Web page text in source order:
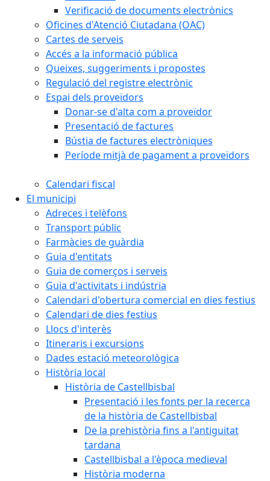
Verificació de documents electrònics
Oficines d'Atenció Ciutadana (OAC)
Cartes de serveis
Accés a la informació pública
Queixes, suggeriments i propostes
Regulació del registre electrònic
Espai dels proveïdors
Donar-se d'alta com a proveïdor
Presentació de factures
Bústia de factures electròniques
Període mitjà de pagament a proveïdors
Calendari fiscal
El municipi
Adreces i telèfons
Transport públic
Farmàcies de guàrdia
Guia d'entitats
Guia de comerços i serveis
Guia d'activitats i indústria
Calendari d'obertura comercial en dies festius
Calendari de dies festius
Llocs d'interès
Itineraris i excursions
Dades estació meteorològica
Història local
Història de Castellbisbal
Presentació i les fonts per la recerca
de la història de Castellbisbal
De la prehistòria fins a l'antiguitat
tardana
Castellbisbal a l'època medieval
Història moderna